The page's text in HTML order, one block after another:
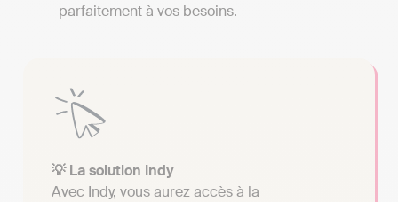
parfaitement à vos besoins.
💡 La solution Indy
Avec Indy, vous aurez accès à la